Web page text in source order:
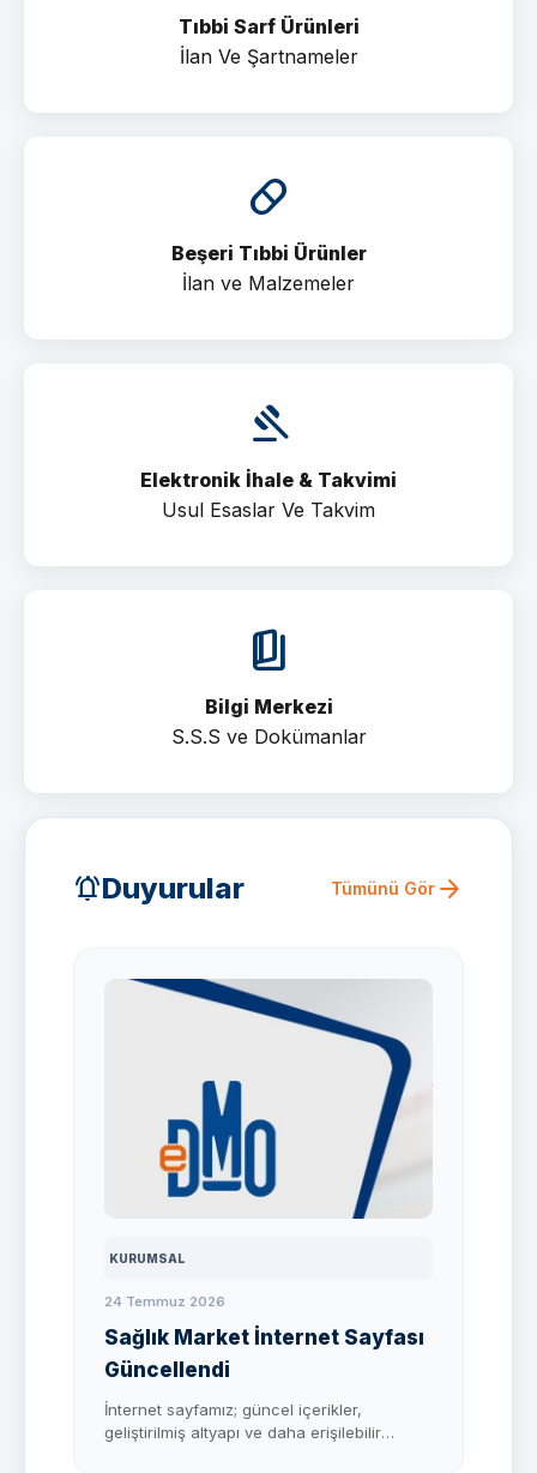
Tıbbi Sarf Ürünleri
İlan Ve Şartnameler
pill
Beşeri Tıbbi Ürünler
İlan ve Malzemeler
gavel
Elektronik İhale & Takvimi
Usul Esaslar Ve Takvim
book_5
Bilgi Merkezi
S.S.S ve Dokümanlar
notifications_activeDuyurular Tümünü Gör arrow_forward
KURUMSAL
24 Temmuz 2026
Sağlık Market İnternet Sayfası
Güncellendi
İnternet sayfamız; güncel içerikler,
geliştirilmiş altyapı ve daha erişilebilir